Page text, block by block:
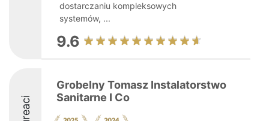
dostarczaniu kompleksowych
systemów, ...
9.6
Grobelny Tomasz Instalatorstwo
Sanitarne I Co